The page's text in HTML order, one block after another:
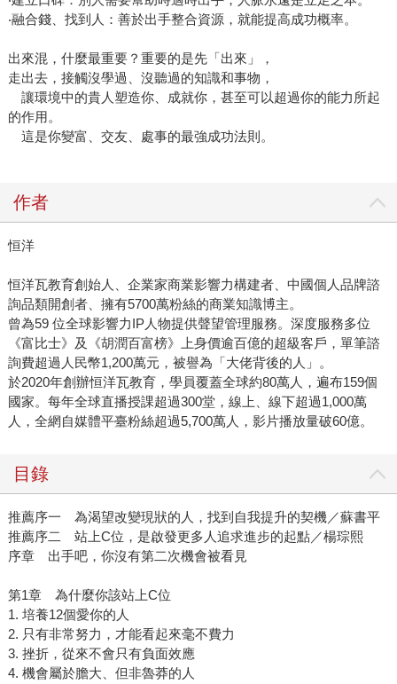
‧融合錢、找到人：善於出手整合資源，就能提高成功概率。
出來混，什麼最重要？重要的是先「出來」，
走出去，接觸沒學過、沒聽過的知識和事物，
讓環境中的貴人塑造你、成就你，甚至可以超過你的能力所起
的作用。
這是你變富、交友、處事的最強成功法則。
作者
恒洋
恒洋瓦教育創始人、企業家商業影響力構建者、中國個人品牌諮
詢品類開創者、擁有5700萬粉絲的商業知識博主。
曾為59 位全球影響力IP人物提供聲望管理服務。深度服務多位
《富比士》及《胡潤百富榜》上身價逾百億的超級客戶，單筆諮
詢費超過人民幣1,200萬元，被譽為「大佬背後的人」。
於2020年創辦恒洋瓦教育，學員覆蓋全球約80萬人，遍布159個
國家。每年全球直播授課超過300堂，線上、線下超過1,000萬
人，全網自媒體平臺粉絲超過5,700萬人，影片播放量破60億。
目錄
推薦序一 為渴望改變現狀的人，找到自我提升的契機／蘇書平
推薦序二 站上C位，是啟發更多人追求進步的起點／楊琮熙
序章 出手吧，你沒有第二次機會被看見
第1章 為什麼你該站上C位
1. 培養12個愛你的人
2. 只有非常努力，才能看起來毫不費力
3. 挫折，從來不會只有負面效應
4. 機會屬於膽大、但非魯莽的人